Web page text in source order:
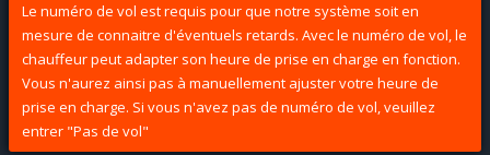
Le numéro de vol est requis pour que notre système soit en
mesure de connaitre d'éventuels retards. Avec le numéro de vol, le
chauffeur peut adapter son heure de prise en charge en fonction.
Vous n'aurez ainsi pas à manuellement ajuster votre heure de
prise en charge. Si vous n'avez pas de numéro de vol, veuillez
entrer "Pas de vol"